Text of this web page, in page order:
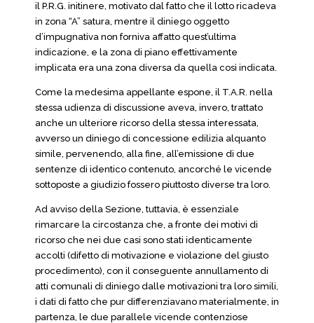
il P.R.G. initinere, motivato dal fatto che il lotto ricadeva
in zona “A” satura, mentre il diniego oggetto
d’impugnativa non forniva affatto quest’ultima
indicazione, e la zona di piano effettivamente
implicata era una zona diversa da quella così indicata.
Come la medesima appellante espone, il T.A.R. nella
stessa udienza di discussione aveva, invero, trattato
anche un ulteriore ricorso della stessa interessata,
avverso un diniego di concessione edilizia alquanto
simile, pervenendo, alla fine, all’emissione di due
sentenze di identico contenuto, ancorché le vicende
sottoposte a giudizio fossero piuttosto diverse tra loro.
Ad avviso della Sezione, tuttavia, è essenziale
rimarcare la circostanza che, a fronte dei motivi di
ricorso che nei due casi sono stati identicamente
accolti (difetto di motivazione e violazione del giusto
procedimento), con il conseguente annullamento di
atti comunali di diniego dalle motivazioni tra loro simili,
i dati di fatto che pur differenziavano materialmente, in
partenza, le due parallele vicende contenziose